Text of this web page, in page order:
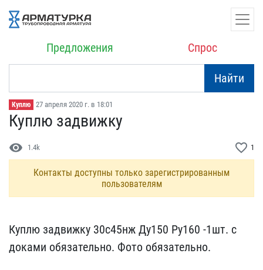
Предложения Спрос
Найти
Куплю 27 апреля 2020 г. в 18:01
Куплю задвижку
visibility 1.4k favorite_border 1
Контакты доступны только зарегистрированным
пользователям
Куплю задвижку 30с45нж Д​у150 Ру160 -1шт. с
докам​и обязательно. Фото обяз​ательно.